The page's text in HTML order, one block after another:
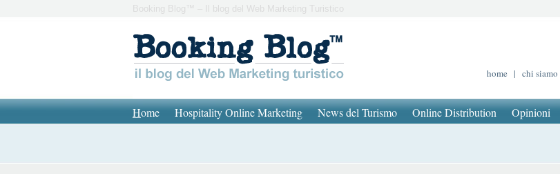
Booking Blog™ – Il blog del Web Marketing Turistico
home | chi siamo
Home Hospitality Online Marketing News del Turismo Online Distribution Opinioni